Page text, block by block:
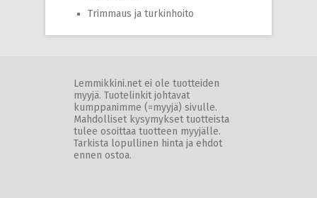
Trimmaus ja turkinhoito
Lemmikkini.net ei ole tuotteiden
myyjä. Tuotelinkit johtavat
kumppanimme (=myyjä) sivulle.
Mahdolliset kysymykset tuotteista
tulee osoittaa tuotteen myyjälle.
Tarkista lopullinen hinta ja ehdot
ennen ostoa.